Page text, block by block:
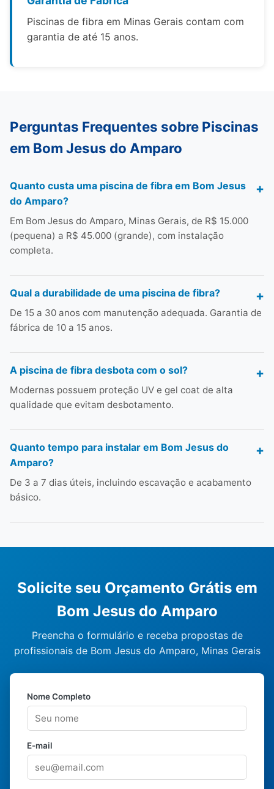
Piscinas de fibra em Minas Gerais contam com
garantia de até 15 anos.
Perguntas Frequentes sobre Piscinas
em Bom Jesus do Amparo
Quanto custa uma piscina de fibra em Bom Jesus
do Amparo?
Em Bom Jesus do Amparo, Minas Gerais, de R$ 15.000
(pequena) a R$ 45.000 (grande), com instalação
completa.
Qual a durabilidade de uma piscina de fibra?
De 15 a 30 anos com manutenção adequada. Garantia de
fábrica de 10 a 15 anos.
A piscina de fibra desbota com o sol?
Modernas possuem proteção UV e gel coat de alta
qualidade que evitam desbotamento.
Quanto tempo para instalar em Bom Jesus do
Amparo?
De 3 a 7 dias úteis, incluindo escavação e acabamento
básico.
Solicite seu Orçamento Grátis em
Bom Jesus do Amparo
Preencha o formulário e receba propostas de
profissionais de Bom Jesus do Amparo, Minas Gerais
Nome Completo
E-mail